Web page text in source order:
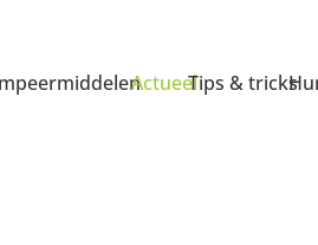
ActueelTips & tricks